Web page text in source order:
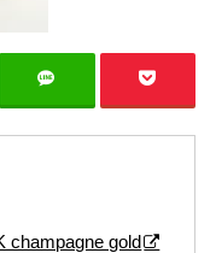
champagne gold